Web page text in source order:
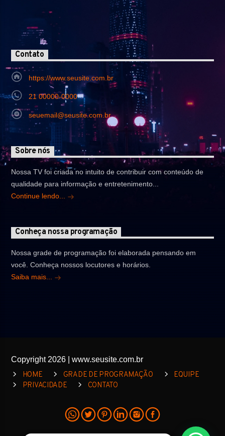
Contato
https://www.seusite.com.br
21 00000-0000
seuemail@seusite.com.br
Sobre nós
Nossa TV foi criada no intuito de contribuir com conteúdo de
qualidade para informação e entretenimento...
Continue lendo...
Conheça nossa programação
Nossa grade de programação foi elaborada pensando em
você. Conheça nossos locutores e horários.
Saiba mais...
Copyright 2026 | www.seusite.com.br
HOME GRADE DE PROGRAMAÇÃO
EQUIPE
PRIVACIDADE
CONTATO